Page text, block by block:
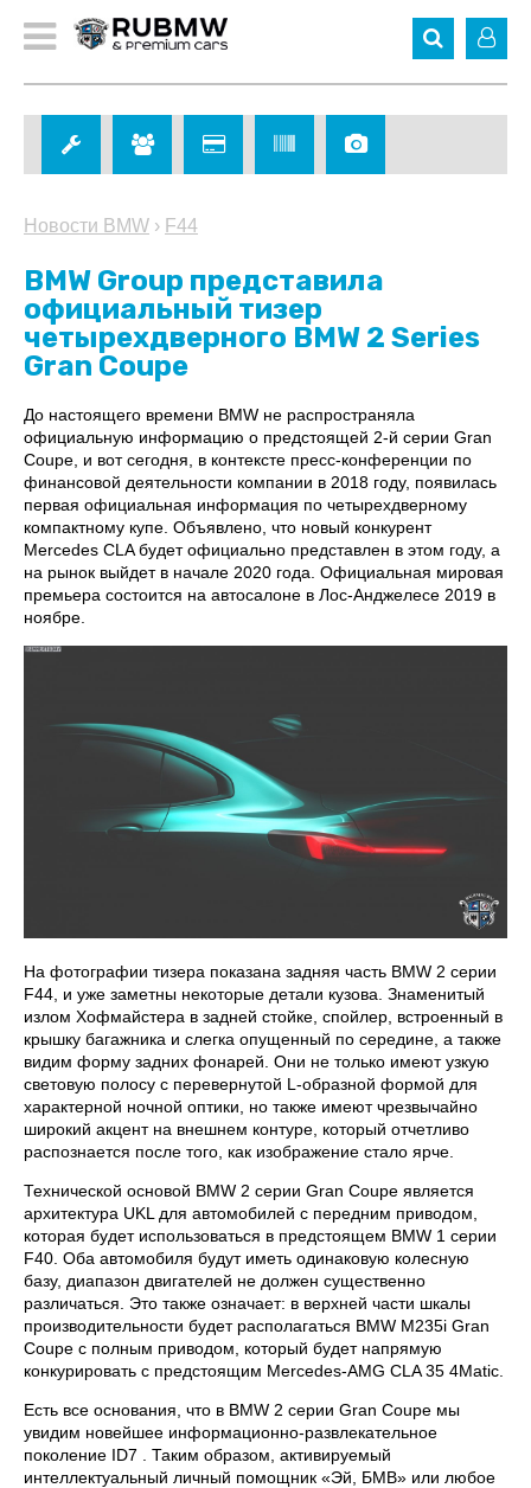
Новости BMW › F44
BMW Group представила
официальный тизер
четырехдверного BMW 2 Series
Gran Coupe
До настоящего времени BMW не распространяла
официальную информацию о предстоящей 2-й серии Gran
Coupe, и вот сегодня, в контексте пресс-конференции по
финансовой деятельности компании в 2018 году, появилась
первая официальная информация по четырехдверному
компактному купе. Объявлено, что новый конкурент
Mercedes CLA будет официально представлен в этом году, а
на рынок выйдет в начале 2020 года. Официальная мировая
премьера состоится ​​на автосалоне в Лос-Анджелесе 2019 в
ноябре.
На фотографии тизера показана задняя часть BMW 2 серии
F44, и уже заметны некоторые детали кузова. Знаменитый
излом Хофмайстера в задней стойке, спойлер, встроенный в
крышку багажника и слегка опущенный по середине, а также
видим форму задних фонарей. Они не только имеют узкую
световую полосу с перевернутой L-образной формой для
характерной ночной оптики, но также имеют чрезвычайно
широкий акцент на внешнем контуре, который отчетливо
распознается после того, как изображение стало ярче.
Технической основой BMW 2 серии Gran Coupe является
архитектура UKL для автомобилей с передним приводом,
которая будет использоваться в предстоящем BMW 1 серии
F40. Оба автомобиля будут иметь одинаковую колесную
базу, диапазон двигателей не должен существенно
различаться. Это также означает: в верхней части шкалы
производительности будет располагаться BMW M235i Gran
Coupe с полным приводом, который будет напрямую
конкурировать с предстоящим Mercedes-AMG CLA 35 4Matic.
Есть все основания, что в BMW 2 серии Gran Coupe мы
увидим новейшее информационно-развлекательное
поколение ID7 . Таким образом, активируемый
интеллектуальный личный помощник «Эй, БМВ» или любое